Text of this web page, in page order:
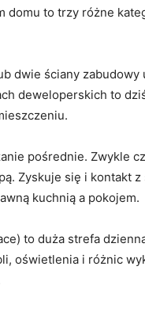
domu to trzy różne
dwie ściany zabudowy
deweloperskich to
pośrednie. Zwykle
Zyskuje się i kontakt
kuchnią a pokojem.
to duża strefa
oświetlenia i różnic